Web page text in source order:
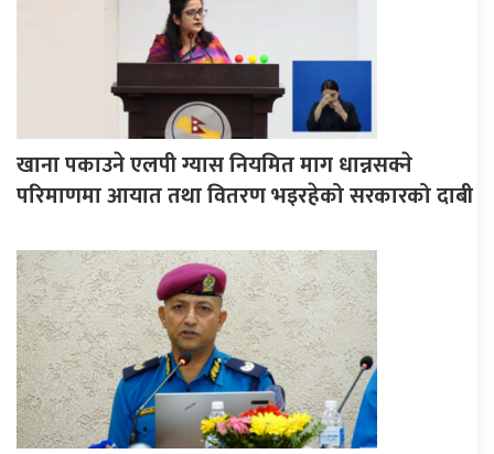
खाना पकाउने एलपी ग्यास नियमित माग धान्नसक्ने
परिमाणमा आयात तथा वितरण भइरहेको सरकारको दाबी